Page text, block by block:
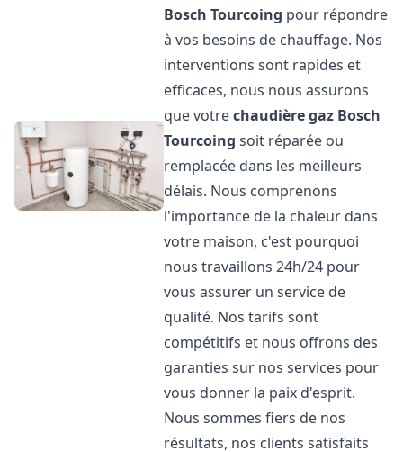
Bosch Tourcoing pour répondre
à vos besoins de chauffage. Nos
interventions sont rapides et
efficaces, nous nous assurons
que votrechaudière gaz Bosch
Tourcoing soit réparée ou
remplacée dans les meilleurs
délais. Nous comprenons
l'importance de la chaleur dans
votre maison, c'est pourquoi
nous travaillons 24h/24 pour
vous assurer un service de
qualité. Nos tarifs sont
compétitifs et nous offrons des
garanties sur nos services pour
vous donner la paix d'esprit.
Nous sommes fiers de nos
résultats, nos clients satisfaits